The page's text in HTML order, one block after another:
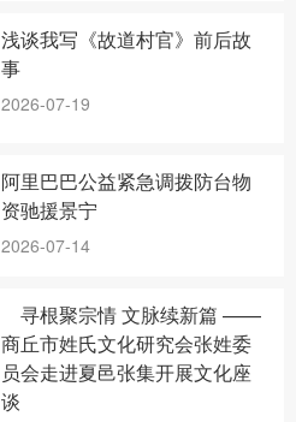
浅谈我写《故道村官》前后故
事
2026-07-19
阿里巴巴公益紧急调拨防台物
资驰援景宁
2026-07-14
寻根聚宗情 文脉续新篇 ——
商丘市姓氏文化研究会张姓委
员会走进夏邑张集开展文化座
谈